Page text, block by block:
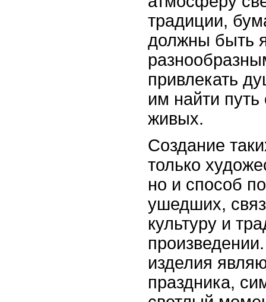
традиции,
должны быть
привлекать
им найти
живых.
Создание
только
но и способ
ушедших,
культуру и
изделия
праздника,